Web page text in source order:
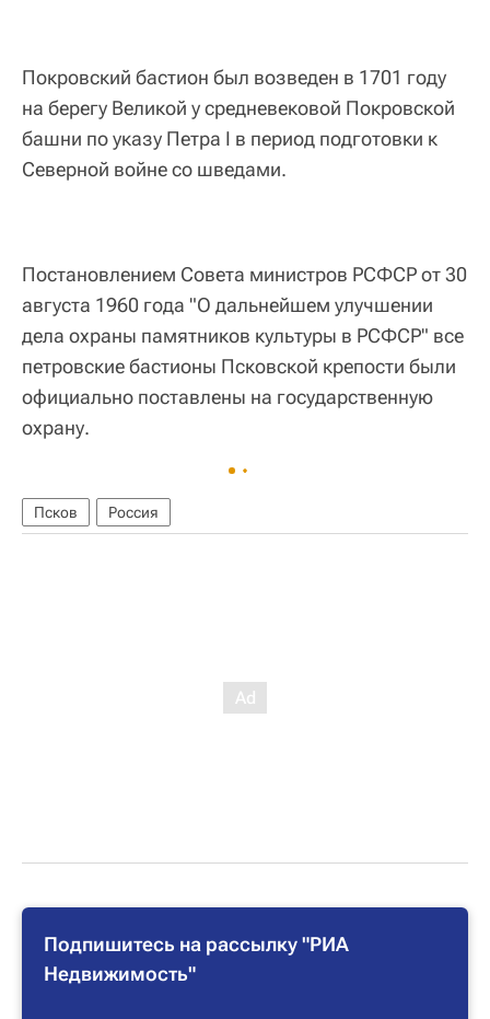
Покровский бастион был возведен в 1701 году
на берегу Великой у средневековой Покровской
башни по указу Петра I в период подготовки к
Северной войне со шведами.
Постановлением Совета министров РСФСР от 30
августа 1960 года "О дальнейшем улучшении
дела охраны памятников культуры в РСФСР" все
петровские бастионы Псковской крепости были
официально поставлены на государственную
охрану.
Псков Россия
Подпишитесь на рассылку "РИА
Недвижимость"